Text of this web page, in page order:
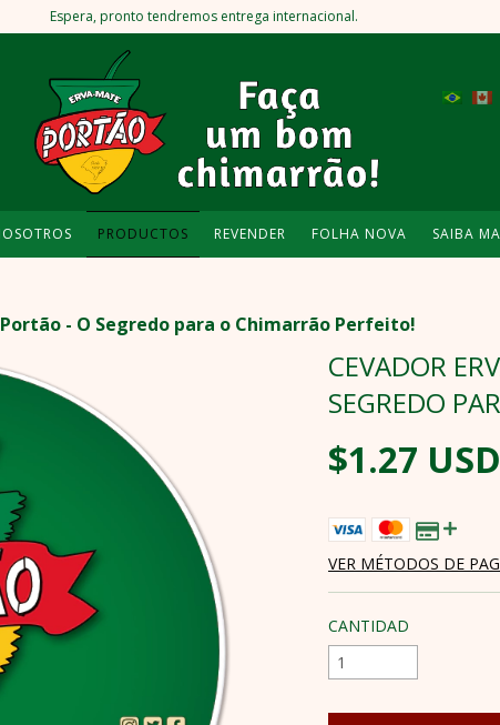
Espera, pronto tendremos entrega internacional.
PRODUCTOS REVENDER FOLHA NOVA SAIBA
- O Segredo para o Chimarrão Perfeito!
CEVADOR
SEGREDO
$1.27 USD
VER MÉTODOS DE
CANTIDAD